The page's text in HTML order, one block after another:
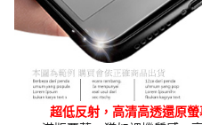
超低反射，高清高透還原